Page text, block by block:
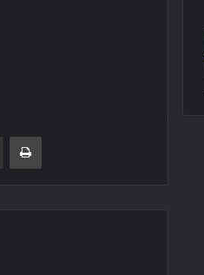
E-Posta ile paylaş Yazdır